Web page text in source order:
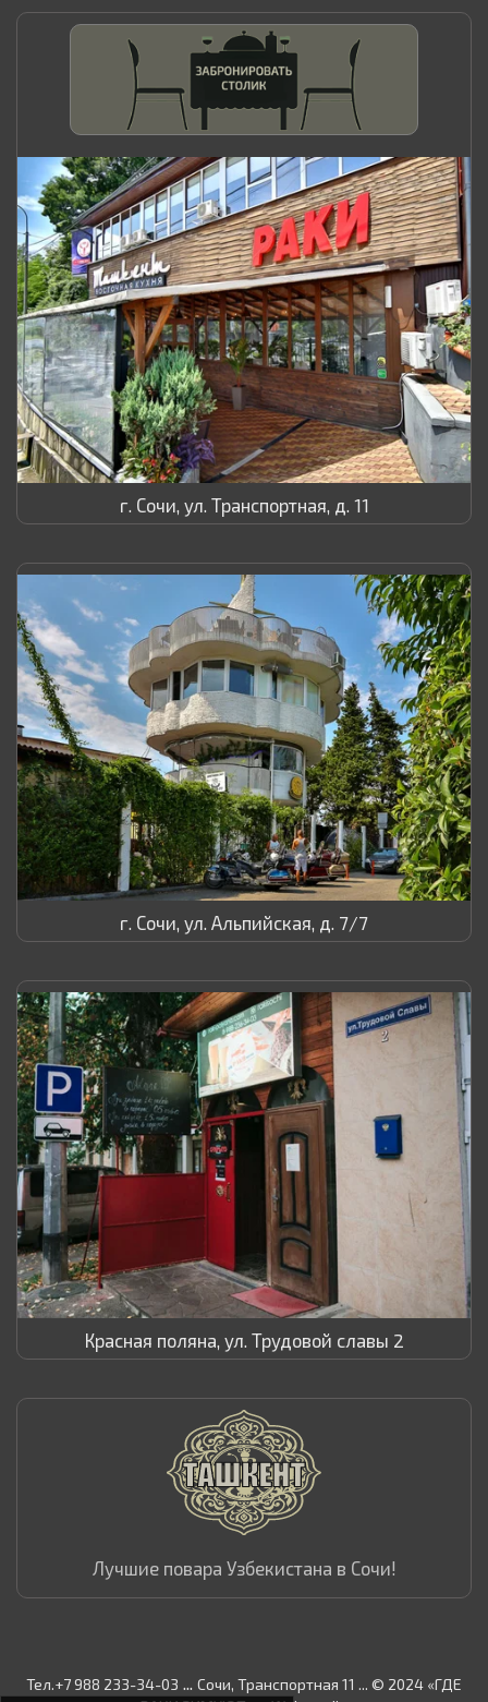
г. Сочи, ул. Транспортная, д. 11
г. Сочи, ул. Альпийская, д. 7/7
Красная поляна, ул. Трудовой славы 2
Лучшие повара Узбекистана в Сочи!
Тел.+7 988 233-34-03 ... Сочи, Транспортная 11 ... © 2024 «ГДЕ